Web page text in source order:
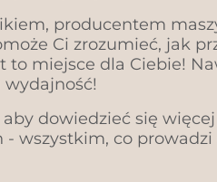
producentem
Ci zrozumieć, jak
to miejsce dla Ciebie!
wydajność!
dowiedzieć się
wszystkim, co prowadzi